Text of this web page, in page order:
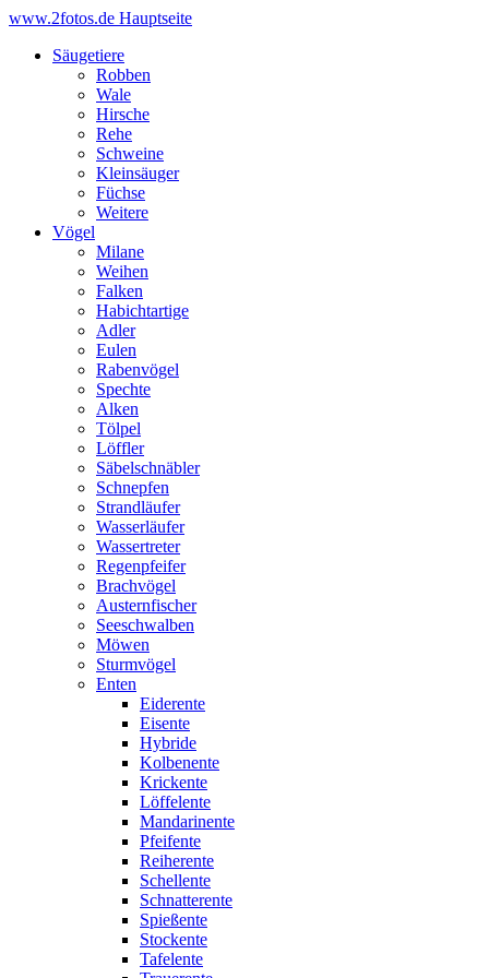
www.2fotos.de Hauptseite
Säugetiere
Robben
Wale
Hirsche
Rehe
Schweine
Kleinsäuger
Füchse
Weitere
Vögel
Milane
Weihen
Falken
Habichtartige
Adler
Eulen
Rabenvögel
Spechte
Alken
Tölpel
Löffler
Säbelschnäbler
Schnepfen
Strandläufer
Wasserläufer
Wassertreter
Regenpfeifer
Brachvögel
Austernfischer
Seeschwalben
Möwen
Sturmvögel
Enten
Eiderente
Eisente
Hybride
Kolbenente
Krickente
Löffelente
Mandarinente
Pfeifente
Reiherente
Schellente
Schnatterente
Spießente
Stockente
Tafelente